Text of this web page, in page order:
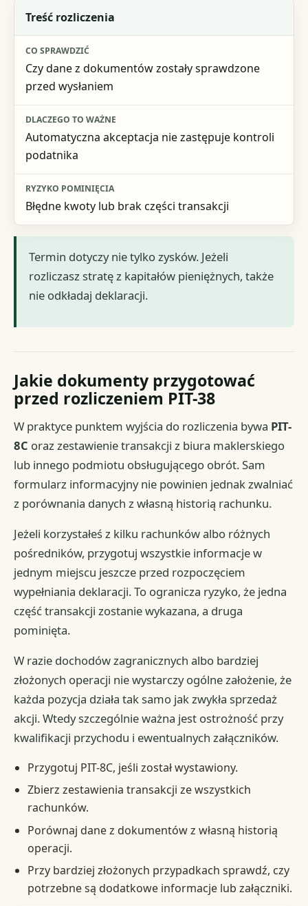
Treść rozliczenia
Czy dane z dokumentów zostały sprawdzone
przed wysłaniem
Automatyczna akceptacja nie zastępuje kontroli
podatnika
Błędne kwoty lub brak części transakcji
Termin dotyczy nie tylko zysków. Jeżeli
rozliczasz stratę z kapitałów pieniężnych, także
nie odkładaj deklaracji.
Jakie dokumenty przygotować
przed rozliczeniem PIT-38
W praktyce punktem wyjścia do rozliczenia bywa PIT-
8C oraz zestawienie transakcji z biura maklerskiego
lub innego podmiotu obsługującego obrót. Sam
formularz informacyjny nie powinien jednak zwalniać
z porównania danych z własną historią rachunku.
Jeżeli korzystałeś z kilku rachunków albo różnych
pośredników, przygotuj wszystkie informacje w
jednym miejscu jeszcze przed rozpoczęciem
wypełniania deklaracji. To ogranicza ryzyko, że jedna
część transakcji zostanie wykazana, a druga
pominięta.
W razie dochodów zagranicznych albo bardziej
złożonych operacji nie wystarczy ogólne założenie, że
każda pozycja działa tak samo jak zwykła sprzedaż
akcji. Wtedy szczególnie ważna jest ostrożność przy
kwalifikacji przychodu i ewentualnych załączników.
Przygotuj PIT-8C, jeśli został wystawiony.
Zbierz zestawienia transakcji ze wszystkich
rachunków.
Porównaj dane z dokumentów z własną historią
operacji.
Przy bardziej złożonych przypadkach sprawdź, czy
potrzebne są dodatkowe informacje lub załączniki.